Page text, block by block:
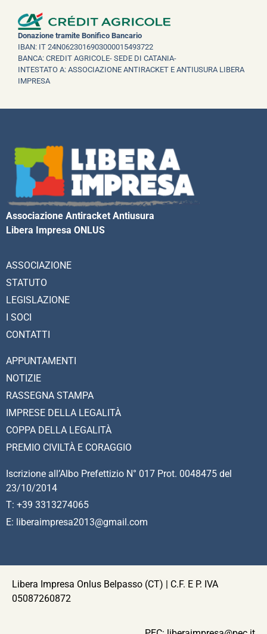
Donazione tramite Bonifico Bancario
IBAN: IT 24N0623016903000015493722
BANCA: CREDIT AGRICOLE- SEDE DI CATANIA-
INTESTATO A: ASSOCIAZIONE ANTIRACKET E ANTIUSURA LIBERA
IMPRESA
Associazione Antiracket Antiusura
Libera Impresa ONLUS
ASSOCIAZIONE
STATUTO
LEGISLAZIONE
I SOCI
CONTATTI
APPUNTAMENTI
NOTIZIE
RASSEGNA STAMPA
IMPRESE DELLA LEGALITÀ
COPPA DELLA LEGALITÀ
PREMIO CIVILTÀ E CORAGGIO
Iscrizione all’Albo Prefettizio N° 017 Prot. 0048475 del
23/10/2014
T: +39 3313274065
E: liberaimpresa2013@gmail.com
Libera Impresa Onlus Belpasso (CT) | C.F. E P. IVA
05087260872